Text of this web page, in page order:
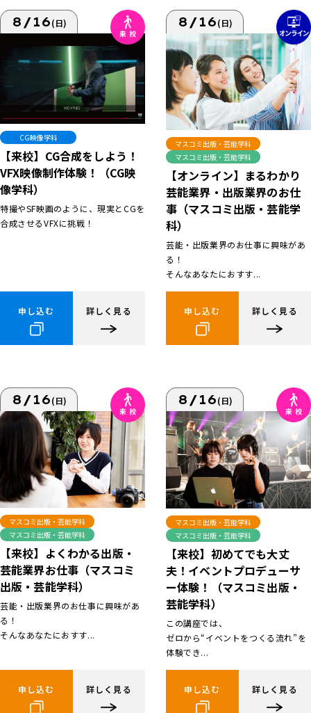
8/16(日)
CG映像学科
【来校】CG合成をしよう！
VFX映像制作体験！（CG映
像学科）
特撮やSF映画のように、現実とCGを
合成させるVFXに挑戦！
申し込む 詳しく見る
8/16(日)
マスコミ出版・芸能学科
マスコミ出版・芸能学科
【オンライン】まるわかり
芸能業界・出版業界のお仕
事（マスコミ出版・芸能学
科）
芸能・出版業界のお仕事に興味があ
る！
そんなあなたにおすす...
申し込む 詳しく見る
8/16(日)
マスコミ出版・芸能学科
マスコミ出版・芸能学科
【来校】よくわかる出版・
芸能業界お仕事（マスコミ
出版・芸能学科）
芸能・出版業界のお仕事に興味があ
る！
そんなあなたにおすす...
申し込む 詳しく見る
8/16(日)
マスコミ出版・芸能学科
マスコミ出版・芸能学科
【来校】初めてでも大丈
夫！イベントプロデューサ
ー体験！（マスコミ出版・
芸能学科）
この講座では、
ゼロから“イベントをつくる流れ”を
体験でき...
申し込む 詳しく見る